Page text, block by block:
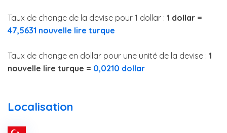
Taux de change de la devise pour 1 dollar : 1 dollar =
47,5631 nouvelle lire turque
Taux de change en dollar pour une unité de la devise : 1
nouvelle lire turque = 0,0210 dollar
Localisation